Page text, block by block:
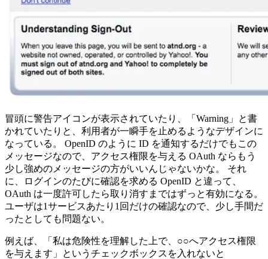
冒頭に警告アイコンが表示されていたり、「Warning」と書
かれていたりと、利用者が一瞬手を止めるようなデザインに
なっている。 OpenID のように ID を通知するだけでもこの
メッセージなので、アクセス権限を与える OAuth ならもう
少し強めのメッセージの方がいいんじゃないかな。 それ
に、ログインのたびに確認を求める OpenID と違って、
OAuth は一度許可したら取り消すまではずっと有効になる。
ユーザは1サービスあたり1回だけの確認なので、少し手間だ
ったとしても問題ない。
例えば、「私は危険性を理解した上で、○○へアクセス権限
を与えます」というチェックボックスを入れないと